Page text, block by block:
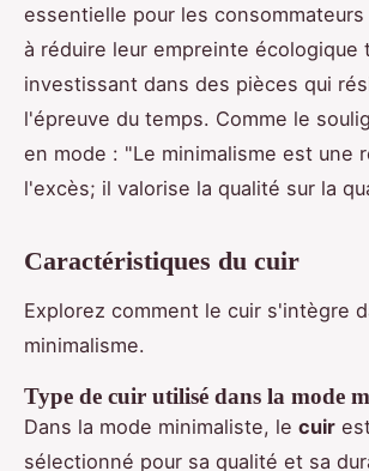
essentielle pour les
à réduire leur empreinte écologique
investissant dans des pièces qui
l'épreuve du temps. Comme le
en mode : "Le minimalisme est une
l'excès; il valorise la qualité sur la
Caractéristiques du cuir
Explorez comment le cuir s'intègre
minimalisme.
Type de cuir utilisé dans la mode
Dans la mode minimaliste, le cuir
sélectionné pour sa qualité et sa